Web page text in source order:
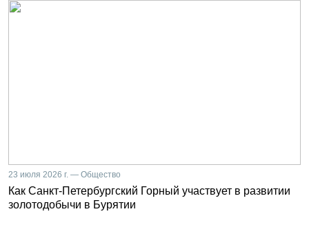
23 июля 2026 г. — Общество
Как Санкт-Петербургский Горный участвует в развитии
золотодобычи в Бурятии